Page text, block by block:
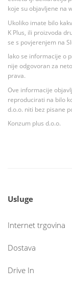
koje su objavljene na
Ukoliko imate bilo
K Plus, ili proizvoda
se s povjerenjem na
Iako se informacije o
nije odgovoran za
prava.
Ove informacije
reproducirati na bilo
d.o.o. niti bez pisane
Konzum plus d.o.o.
Usluge
Internet trgovina
Dostava
Drive In